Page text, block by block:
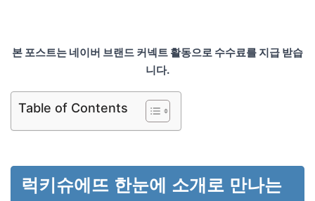
본 포스트는 네이버 브랜드 커넥트 활동으로 수수료를 지급 받습
니다.
Table of Contents
럭키슈에뜨 한눈에 소개로 만나는